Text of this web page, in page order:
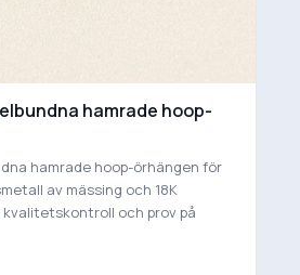
hamrade hoop-
hamrade hoop-örhängen för
av mässing och 18K
och prov på